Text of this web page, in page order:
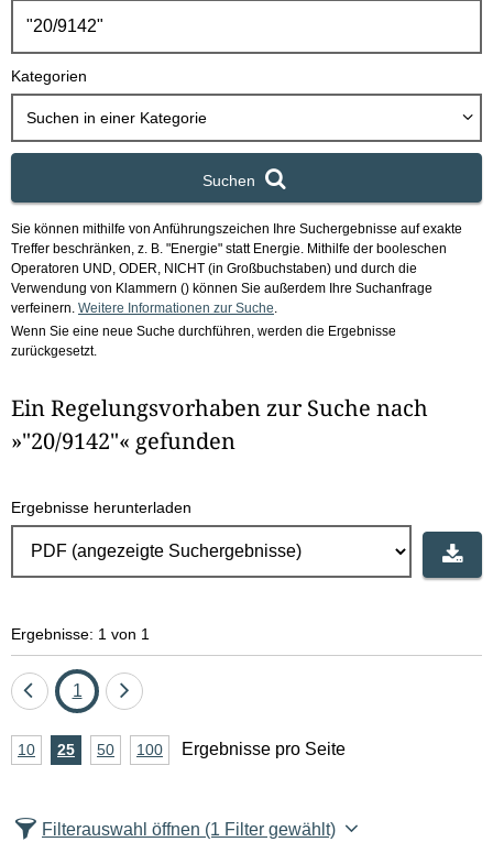
h
o
Kategorien
Suchen in einer Kategorie
Suchen
Sie können mithilfe von Anführungszeichen Ihre Suchergebnisse auf exakte
Treffer beschränken, z. B. "Energie" statt Energie. Mithilfe der booleschen
Operatoren UND, ODER, NICHT (in Großbuchstaben) und durch die
Verwendung von Klammern () können Sie außerdem Ihre Suchanfrage
verfeinern. Weitere Informationen zur Suche
Wenn Sie eine neue Suche durchführen, werden die Ergebnisse
zurückgesetzt.
Ein Regelungsvorhaben zur Suche nach
»"20/9142"« gefunden
Ergebnisse herunterladen
Ergebnisse: 1 von 1
Eine
zurück
Seite
1
Eine
vor
A
z
10Ergebnisse
25Ergebnisse
50Ergebnisse
100Ergebnisse
Ergebnisse pro Seite
Filterauswahl öffnen (1 Filter gewählt)